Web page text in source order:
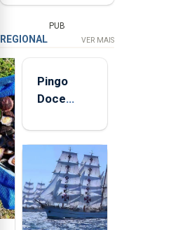
PUB
REGIONAL VER MAIS
Pingo
Doce
quinta-
feira nova
loja em
São
Sebastião
e cria 30